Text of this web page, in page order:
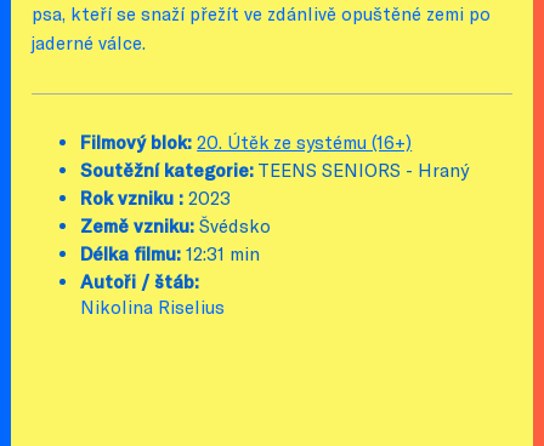
psa, kteří se snaží přežít ve zdánlivě opuštěné zemi po
jaderné válce.
Filmový blok:20. Útěk ze systému (16+)
Soutěžní kategorie: TEENS SENIORS - Hraný
Rok vzniku : 2023
Země vzniku: Švédsko
Délka filmu: 12:31 min
Autoři / štáb:
Nikolina Riselius